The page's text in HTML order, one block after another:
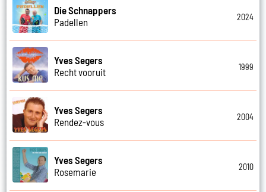
Die Schnappers
Padellen
2024
Yves Segers
Recht vooruit
1999
Yves Segers
Rendez-vous
2004
Yves Segers
Rosemarie
2010